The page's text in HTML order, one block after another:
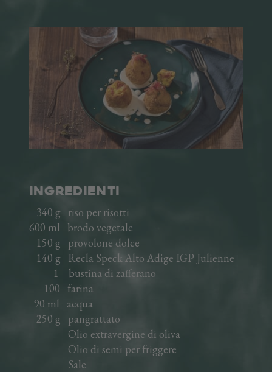
Speck Alto Adige IGP
Oltspeck
Pancetta
Salamini affumicati
Cotti
Würstel
Crudi
Piatti pronti
Produzione dello Speck
UNA STORIA DI FAMIGLIA
IN VAL VENOSTA
L'AZIENDA
INGREDIENTI
340 g riso per risotti
600 ml brodo vegetale
150 g provolone dolce
140 g Recla Speck Alto Adige IGP Julienne
1 bustina di zafferano
100 farina
90 ml acqua
250 g pangrattato
Olio extravergine di oliva
Olio di semi per friggere
Sale